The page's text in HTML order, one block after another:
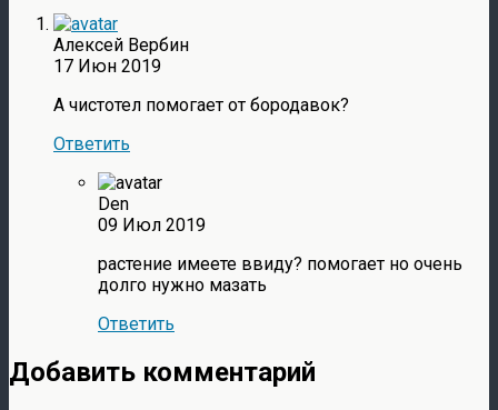
Алексей Вербин
17 Июн 2019
А чистотел помогает от бородавок?
Ответить
Den
09 Июл 2019
растение имеете ввиду? помогает но очень
долго нужно мазать
Ответить
Добавить комментарий